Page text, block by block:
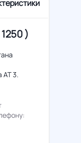
)
3.